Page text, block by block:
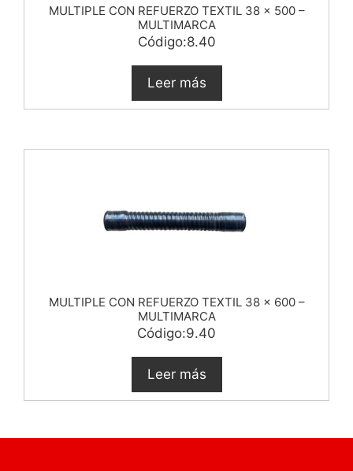
MULTIPLE CON REFUERZO TEXTIL 38 x 500 –
MULTIMARCA
Código:8.40
Leer más
MULTIPLE CON REFUERZO TEXTIL 38 x 600 –
MULTIMARCA
Código:9.40
Leer más